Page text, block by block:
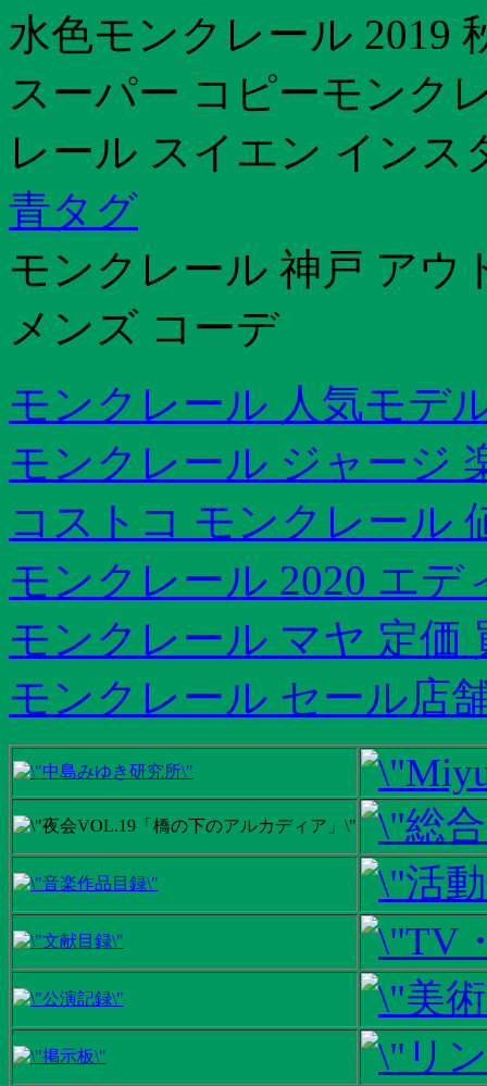
水色モンクレール 2019
スーパー コピーモンク
レール スイエン インス
青タグ
モンクレール 神戸 アウ
メンズ コーデ
モンクレール 人気モデ
モンクレール ジャージ
コストコ モンクレール
モンクレール 2020 エデ
モンクレール マヤ 定価
モンクレール セール店